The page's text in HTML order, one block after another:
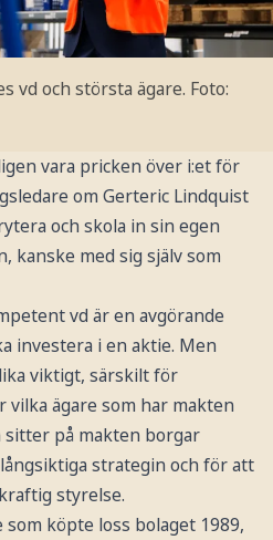
vd och största ägare. Foto:
vara pricken över i:et för
om Gerteric Lindquist
och skola in sin egen
kanske med sig själv som
vd är en avgörande
investera i en aktie. Men
viktigt, särskilt för
vilka ägare som har makten
sitter på makten borgar
strategin och för att
styrelse.
köpte loss bolaget 1989,